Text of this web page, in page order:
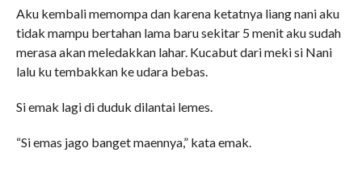
Aku kembali memompa dan karena ketatnya liang nani aku
tidak mampu bertahan lama baru sekitar 5 menit aku sudah
merasa akan meledakkan lahar. Kucabut dari meki si Nani
lalu ku tembakkan ke udara bebas.
Si emak lagi di duduk dilantai lemes.
“Si emas jago banget maennya,” kata emak.